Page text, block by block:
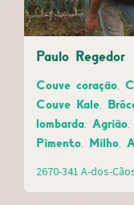
Paulo Regedor
Couve coração,
Couve Kale,
lombarda,
Pimento, Milho,
2670-341 A-dos-